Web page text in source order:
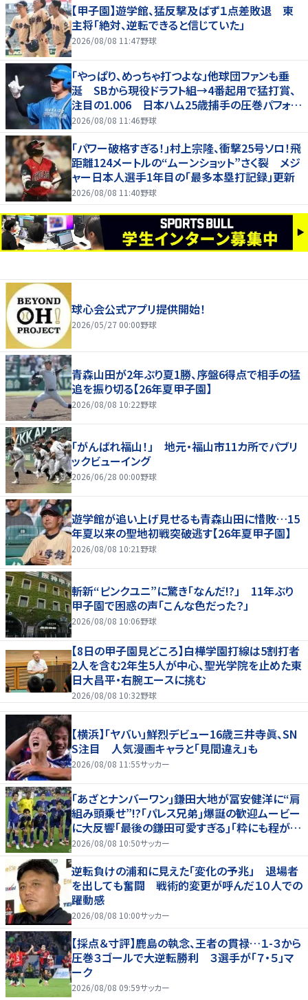
【甲子園】遊学館、猛反撃及ばず１点差敗退 東
主将「絶対、逆転できると信じていた」
2026/08/08 11:47野球
「やっぱり、めっちゃ打つよな」他球団ファンも垂
涎 SBから現役ドラフト組→4番起用で猛打賞、
注目の1.006 日本ハム25歳捕手の圧巻パフォが
話題「しかし、どこで使うかだな」
2026/08/08 11:46野球
「パワー破格すぎる！」村上宗隆、衝撃25号ソロ！飛
距離124メートルの“ムーンショット”さく裂 メジ
ャー日本人選手1年目の「最多本塁打記録」更新
2026/08/08 11:40野球
球心会公式アプリ提供開始！
2026/05/27 00:00野球
青森山田が2年ぶり夏1勝、序盤6得点で相手の猛
追を振り切る【26年夏甲子園】
2026/08/08 10:22野球
「がんばれ福山！」 地元・福山市11カ所でパブリ
ックビューイング
2026/06/28 00:00野球
遊学館が追い上げ見せるも青森山田に惜敗…15
年夏以来の聖地初戦突破逃す【26年夏甲子園】
2026/08/08 10:21 野球
斬新“ピンクユニ”に驚き「なんだ!?」 11年ぶり
甲子園で困惑の声「こんな色だった？」
2026/08/08 10:06野球
【8日の甲子園見どころ】白樺学園打線は5割打者
2人を含む2年生5人が中心、聖光学院を止めた東
日大昌平・右腕エースに挑む
2026/08/08 10:32野球
【横浜】「ヤバい」鮮烈デビュー16歳三井寺眞、SN
S注目 人気漫画キャラと「見間違え」も
2026/08/08 11:55サッカー
｢あざとナンバーワン｣鎌田大地が冨安健洋に“肩
組み頭乗せ”!?｢パレス兄弟｣爆誕の歓迎ムービー
に大反響｢最後の鎌田可愛すぎる｣｢粋にも程があ
る！」
2026/08/08 10:50サッカー
逆転負けの浦和に見えた「変化の予兆」 退場者
を出しても奮闘 戦術的変更が呼んだ１０人での
躍動感
2026/08/08 10:00サッカー
【採点＆寸評】鹿島の執念、王者の貫禄…１-３から
圧巻３ゴールで大逆転勝利 ３選手が「７・５」マ
ーク
2026/08/08 09:59サッカー